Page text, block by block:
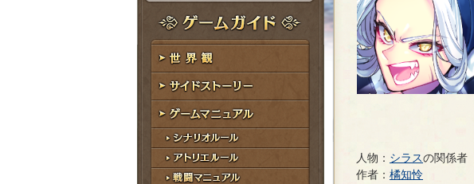
ド
レ
ス
ー
ド
ゲームガイド
世界観
サイドストーリー
ゲームマニュアル
シナリオルール
アトリエルール
人物： シラスの関係者
作者： 橘知怜